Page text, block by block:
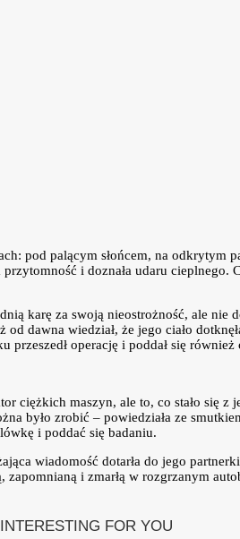
pod palącym słońcem, na
i doznała udaru
karę za swoją nieostrożność, ale
dawna wiedział, że jego ciało
operację i poddał się również
ciężkich maszyn, ale to, co stało się
było zrobić – powiedziała ze
i poddać się badaniu.
wiadomość dotarła do jego
zapomnianą i zmarłą w rozgrzanym